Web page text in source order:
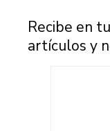
Recibe en
artículos y